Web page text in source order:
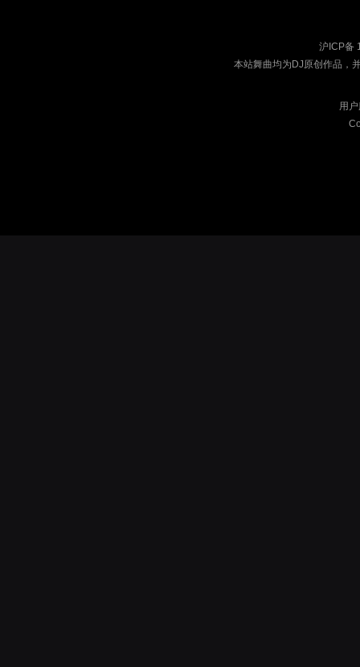
沪ICP备
本站舞曲均为DJ原创作品，
用